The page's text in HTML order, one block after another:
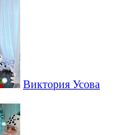
Виктория Усова